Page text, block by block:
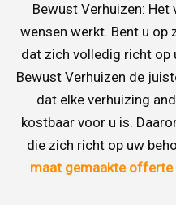
Bewust Verhuizen:
wensen werkt. Bent u op
dat zich volledig richt op
Bewust Verhuizen de
dat elke verhuizing
kostbaar voor u is.
die zich richt op uw
maat gemaakte offerte